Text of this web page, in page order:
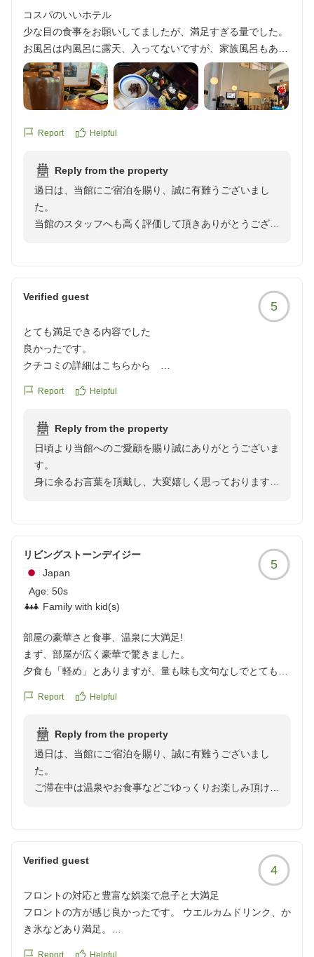
コスパのいいホテル
少な目の食事をお願いしてましたが、満足すぎる量でした。
お風呂は内風呂に露天、入ってないですが、家族風呂もあり
ました焼酎がフリーなのもいいです。
https://review.travel.rakuten.co.jp/hotel/voice/108141?
Report Helpful
Reply from the property
過日は、当館にご宿泊を賜り、誠に有難うございまし
た。
当館のスタッフへも高く評価して頂きありがとうござい
今後とも多くのお客様に寄り添ったおもてなしができる
よう尽力して参る所存でございます。また別府温泉へお
越しの際は別府の郷土料理・とり天やだんご汁等を堪能
お客様のまたのご利用を心からお待ち申し上げます。
Verified guest
5
とても満足できる内容でした
良かったです。
クチコミの詳細はこちらから
reviewId=33123478227241
Report Helpful
Reply from the property
日頃より当館へのご愛顧を賜り誠にありがとうございま
す。
身に余るお言葉を頂戴し、大変嬉しく思っております。
感にも細心の注意を払いまして維持をして参ります。
また機会がございましたら、別府温泉へお立ち寄りくだ
さいませ。再度当館をご利用頂けましたら幸いでござい
ます。
リビングストーンデイジー
Japan
Age: 50s
Family with kid(s)
5
部屋の豪華さと食事、温泉に大満足!
まず、部屋が広く豪華で驚きました。
夕食も「軽め」とありますが、量も味も文句なしでとても美
温泉も泉質がよく、お肌もツルツルになります。
クチコミの詳細はこちらから
https://review.travel.rakuten.co.jp/hotel/voice/108141?
reviewId=33123478226918
Report Helpful
Reply from the property
過日は、当館にご宿泊を賜り、誠に有難うございまし
た。
ご滞在中は温泉やお食事などごゆっくりお楽しみ頂けま
少しでも多くのお客様に泊まって良かったと思って頂け
る様に、スタッフ一同、一丸となって取り組んでおりま
今後ともお客様により満足して頂けるような施設づくり
を目指して、サービス向上に努めて参ります。
Verified guest
4
フロントの対応と豊富な娯楽で息子と大満足
フロントの方が感じ良かったです。 ウエルカムドリンク、か
き氷などあり満足。
Report Helpful